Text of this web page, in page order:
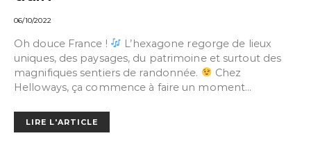
06/10/2022
Oh douce France !
L’hexagone regorge de lieux
uniques, des paysages, du patrimoine et surtout des
magnifiques sentiers de randonnée.
Chez
Helloways, ça commence à faire un moment…
LIRE L'ARTICLE